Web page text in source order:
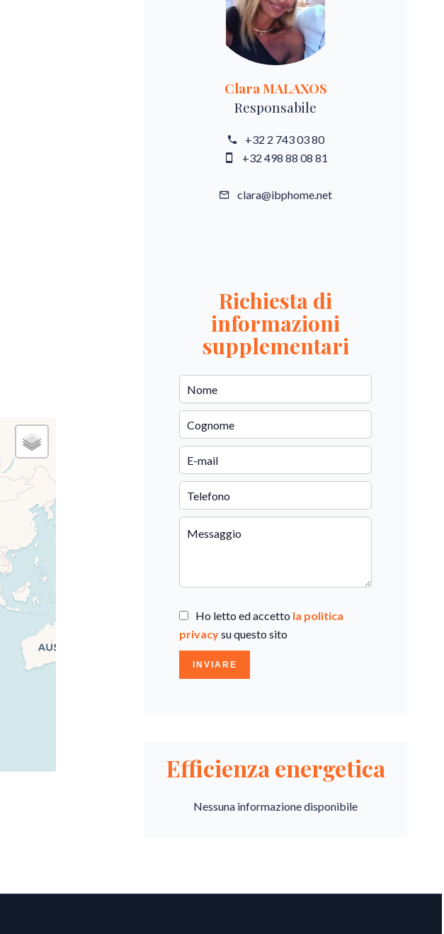
Clara MALAXOS
Responsabile
+32 2 743 03 80
+32 498 88 08 81
clara@ibphome.net
Richiesta di
informazioni
supplementari
Ho letto ed accetto la politica
privacysu questo sito
INVIARE
Efficienza energetica
Nessuna informazione disponibile